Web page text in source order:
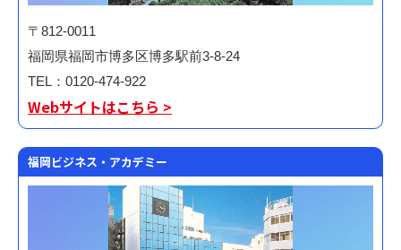
〒812-0011
福岡県福岡市博多区博多駅前3-8-24
TEL：0120-474-922
Webサイトはこちら >
福岡ビジネス・アカデミー